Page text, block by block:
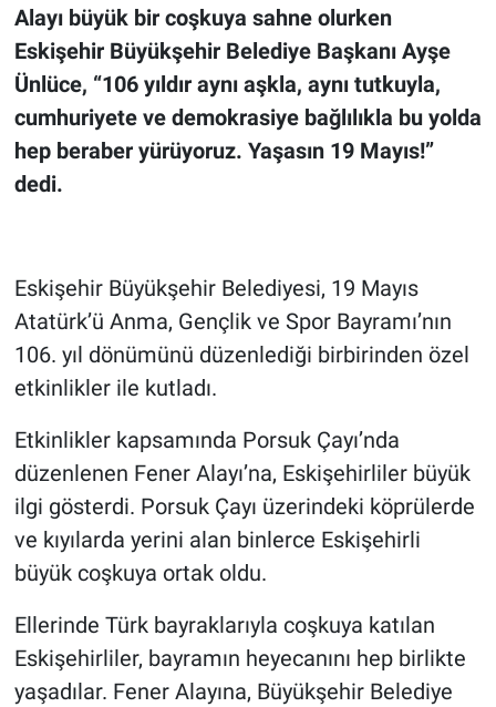
Alayı büyük bir coşkuya sahne olurken
Eskişehir Büyükşehir Belediye Başkanı Ayşe
Ünlüce, “106 yıldır aynı aşkla, aynı tutkuyla,
cumhuriyete ve demokrasiye bağlılıkla bu yolda
hep beraber yürüyoruz. Yaşasın 19 Mayıs!”
dedi.
Eskişehir Büyükşehir Belediyesi, 19 Mayıs
Atatürk’ü Anma, Gençlik ve Spor Bayramı’nın
106. yıl dönümünü düzenlediği birbirinden özel
etkinlikler ile kutladı.
Etkinlikler kapsamında Porsuk Çayı’nda
düzenlenen Fener Alayı’na, Eskişehirliler büyük
ilgi gösterdi. Porsuk Çayı üzerindeki köprülerde
ve kıyılarda yerini alan binlerce Eskişehirli
büyük coşkuya ortak oldu.
Ellerinde Türk bayraklarıyla coşkuya katılan
Eskişehirliler, bayramın heyecanını hep birlikte
yaşadılar. Fener Alayına, Büyükşehir Belediye
Magazin
Bilim ve Teknoloji